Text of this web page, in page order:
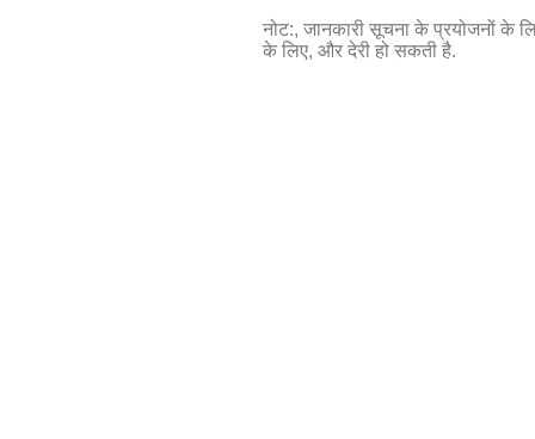
नोट:, जानकारी सूचना के प्रयोजनों के
के लिए, और देरी हो सकती है.